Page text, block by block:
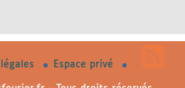
Espace privé